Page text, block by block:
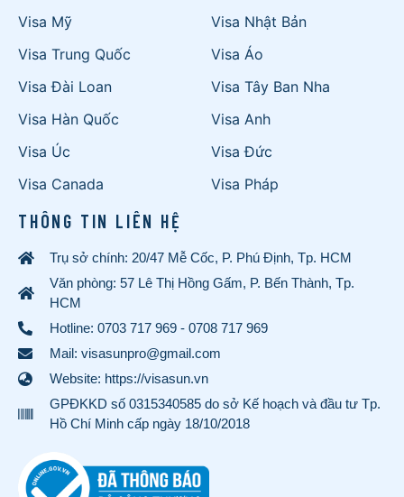
Visa Mỹ
Visa Trung Quốc
Visa Đài Loan
Visa Hàn Quốc
Visa Úc
Visa Canada
Visa Nhật Bản
Visa Áo
Visa Tây Ban Nha
Visa Anh
Visa Đức
Visa Pháp
THÔNG TIN LIÊN HỆ
Trụ sở chính: 20/47 Mễ Cốc, P. Phú Định, Tp. HCM
Văn phòng: 57 Lê Thị Hồng Gấm, P. Bến Thành, Tp.
HCM
Hotline: 0703 717 969 - 0708 717 969
Mail: visasunpro@gmail.com
Website: https://visasun.vn
GPĐKKD số 0315340585 do sở Kế hoạch và đầu tư Tp.
Hồ Chí Minh cấp ngày 18/10/2018